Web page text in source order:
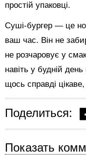
простій упаковці.
Суші-бургер — це
ваш час. Він не
не розчаровує у
навіть у будній
щось справді
Поделиться:
Показать